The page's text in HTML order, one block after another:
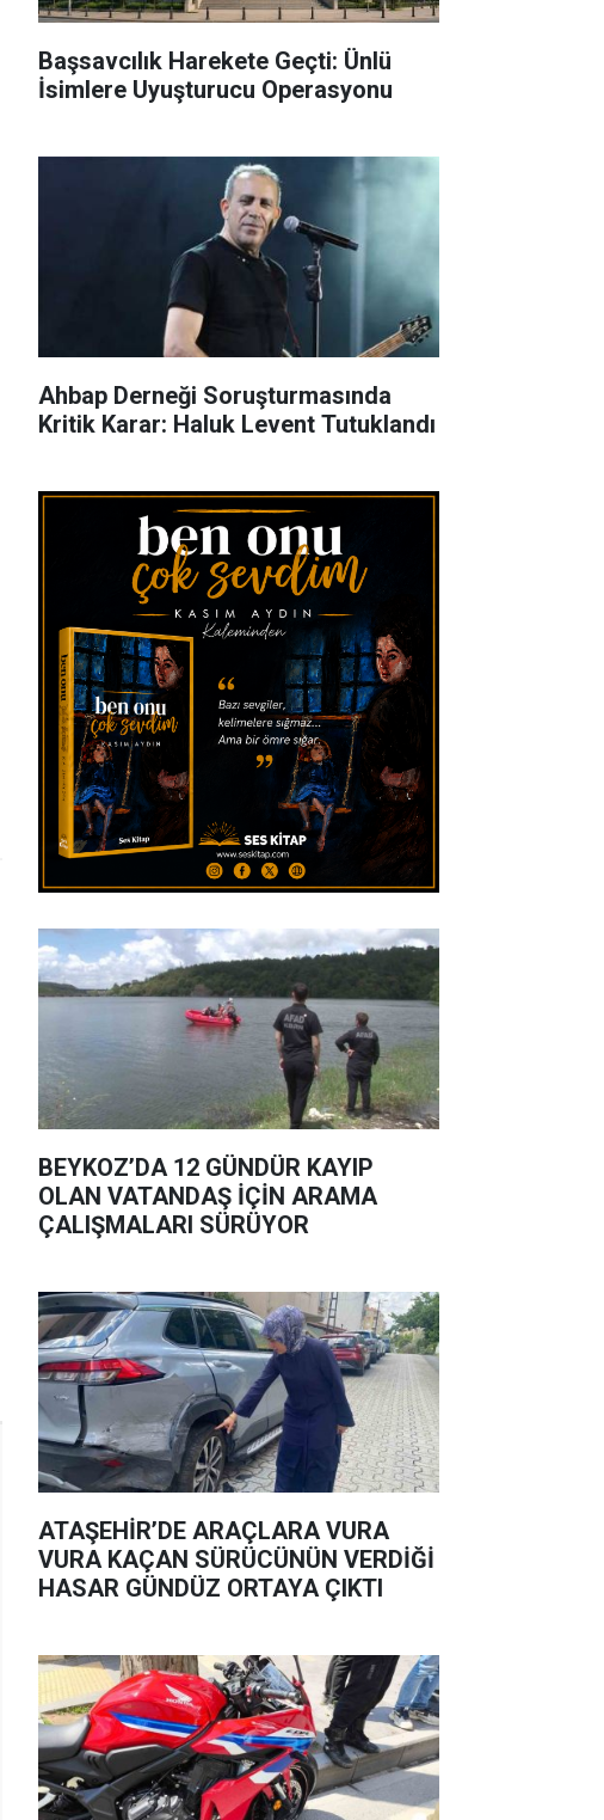
Başsavcılık Harekete Geçti: Ünlü
İsimlere Uyuşturucu Operasyonu
Ahbap Derneği Soruşturmasında
Kritik Karar: Haluk Levent Tutuklandı
BEYKOZ’DA 12 GÜNDÜR KAYIP
OLAN VATANDAŞ İÇİN ARAMA
ÇALIŞMALARI SÜRÜYOR
ATAŞEHİR’DE ARAÇLARA VURA
VURA KAÇAN SÜRÜCÜNÜN VERDİĞİ
HASAR GÜNDÜZ ORTAYA ÇIKTI